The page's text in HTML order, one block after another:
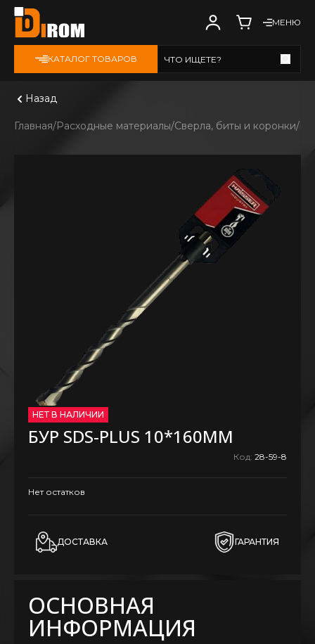
МЕНЮ
КАТАЛОГ ТОВАРОВ ЧТО ИЩЕТЕ?
Назад
Главная Расходные материалы Сверла, биты и коронки
НЕТ В НАЛИЧИИ
БУР SDS-PLUS 10*160MM
Код: 28-59-8
Нет остатков
ДОСТАВКА ГАРАНТИЯ
ОСНОВНАЯ
ИНФОРМАЦИЯ